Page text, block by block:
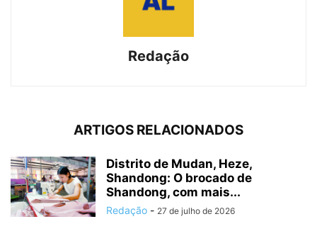
Redação
ARTIGOS RELACIONADOS
Distrito de Mudan, Heze,
Shandong: O brocado de
Shandong, com mais...
Redação - 27 de julho de 2026